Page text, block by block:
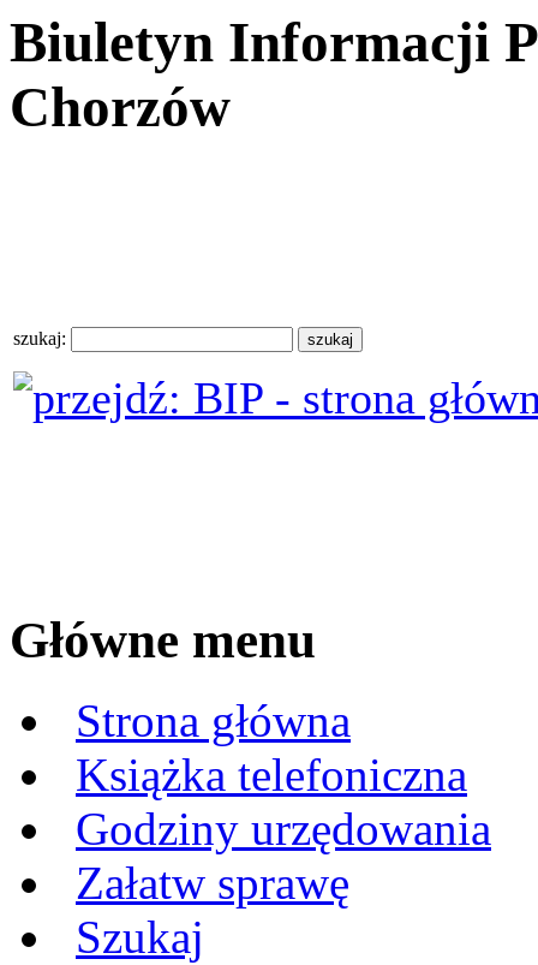
Biuletyn Informacji
Chorzów
szukaj:
Główne menu
Strona główna
Książka telefoniczna
Godziny urzędowania
Załatw sprawę
Szukaj